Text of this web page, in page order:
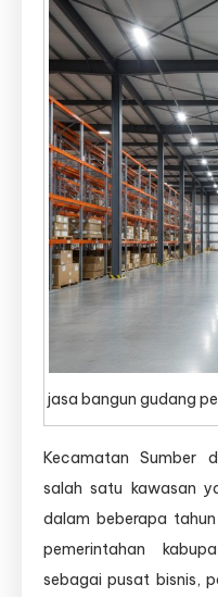
Gudang
Sumber
|
Jasa
Bangun
Gudang
Sumber
–
Djava
Lumintu
Panen
jasa bangun gudang
Kecamatan Sumber
salah satu kawasan
dalam beberapa
pemerintahan
sebagai pusat bisnis,